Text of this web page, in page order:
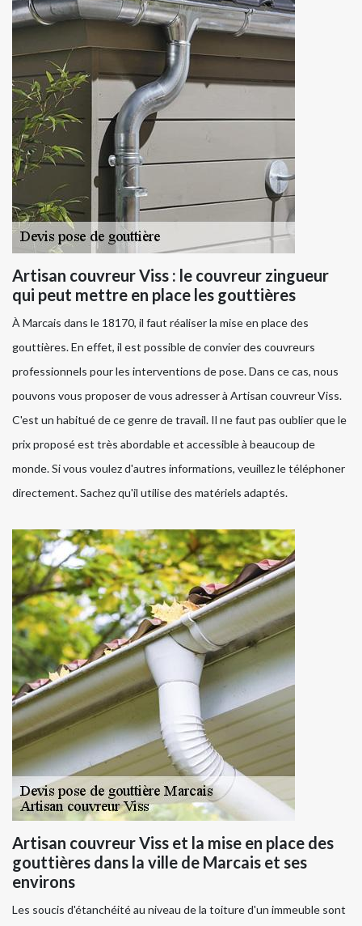
Artisan couvreur Viss : le couvreur zingueur
qui peut mettre en place les gouttières
À Marcais dans le 18170, il faut réaliser la mise en place des
gouttières. En effet, il est possible de convier des couvreurs
professionnels pour les interventions de pose. Dans ce cas, nous
pouvons vous proposer de vous adresser à Artisan couvreur Viss.
C'est un habitué de ce genre de travail. Il ne faut pas oublier que le
prix proposé est très abordable et accessible à beaucoup de
monde. Si vous voulez d'autres informations, veuillez le téléphoner
directement. Sachez qu'il utilise des matériels adaptés.
Artisan couvreur Viss et la mise en place des
gouttières dans la ville de Marcais et ses
environs
Les soucis d'étanchéité au niveau de la toiture d'un immeuble sont